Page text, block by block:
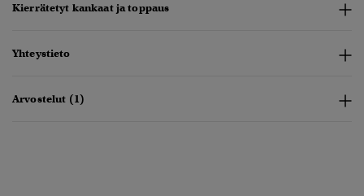
Kierrätetyt kankaat ja toppaus
Yhteystieto
Arvostelut (1)